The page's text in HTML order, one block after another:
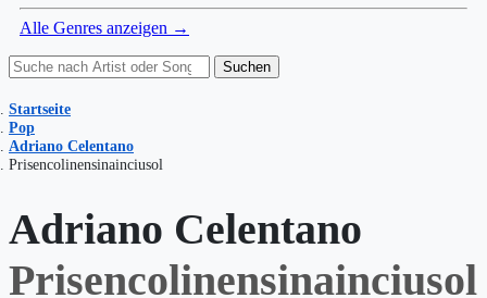
Alle Genres anzeigen →
Suchen
Startseite
Pop
Adriano Celentano
Prisencolinensinainciusol
Adriano Celentano
Prisencolinensinainciusol